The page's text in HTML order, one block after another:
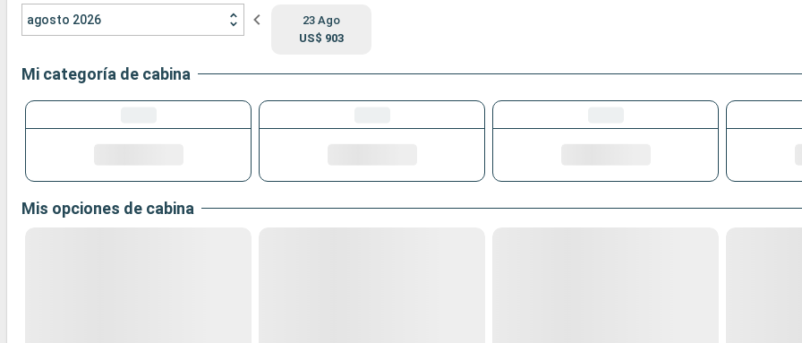
agosto 2026
23 Ago
US$ 903
Mi categoría de cabina
Mis opciones de cabina